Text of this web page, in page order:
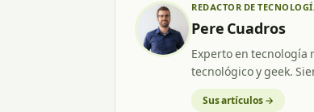
REDACTOR DE
Pere Cuadros
Experto en tecnología
tecnológico y geek.
Sus artículos →